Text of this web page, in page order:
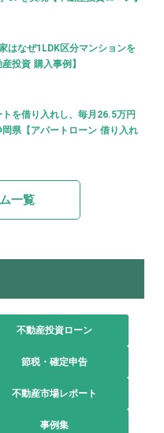
はなぜ1LDK区分マンションを
投資 購入事例】
トを借り入れし、毎月26.5万円
県【アパートローン 借り入れ
一覧
不動産投資ローン
節税・確定申告
不動産市場レポート
事例集